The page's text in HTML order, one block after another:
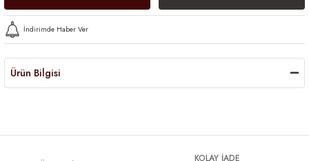
İndirimde Haber Ver
Ürün Bilgisi
KOLAY İADE